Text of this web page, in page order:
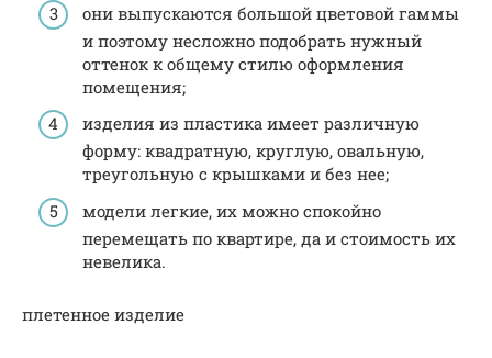
они выпускаются большой цветовой гаммы
и поэтому несложно подобрать нужный
оттенок к общему стилю оформления
помещения;
изделия из пластика имеет различную
форму: квадратную, круглую, овальную,
треугольную с крышками и без нее;
модели легкие, их можно спокойно
перемещать по квартире, да и стоимость их
невелика.
плетенное изделие